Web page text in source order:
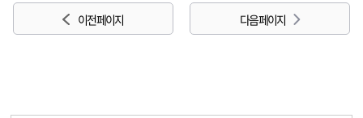
이전 페이지 다음 페이지